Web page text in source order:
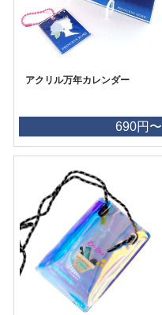
アクリル万年カレンダー
690円〜